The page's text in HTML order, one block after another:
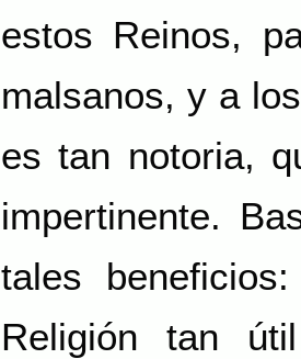
estos Reinos,
malsanos, y a
es tan notoria,
impertinente.
tales
Religión tan